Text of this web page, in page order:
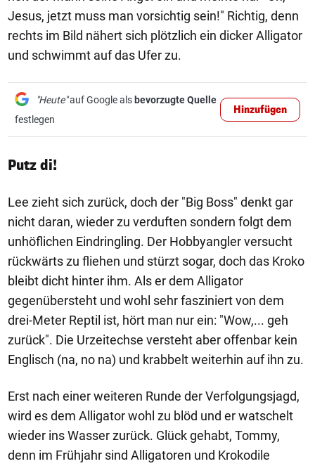
Jesus, jetzt muss man vorsichtig sein!" Richtig, denn
rechts im Bild nähert sich plötzlich ein dicker Alligator
und schwimmt auf das Ufer zu.
"Heute"auf Google als bevorzugte Quelle
festlegen
Hinzufügen
Putz di!
Lee zieht sich zurück, doch der "Big Boss" denkt gar
nicht daran, wieder zu verduften sondern folgt dem
unhöflichen Eindringling. Der Hobbyangler versucht
rückwärts zu fliehen und stürzt sogar, doch das Kroko
bleibt dicht hinter ihm. Als er dem Alligator
gegenübersteht und wohl sehr fasziniert von dem
drei-Meter Reptil ist, hört man nur ein: "Wow,... geh
zurück". Die Urzeitechse versteht aber offenbar kein
Englisch (na, no na) und krabbelt weiterhin auf ihn zu.
Erst nach einer weiteren Runde der Verfolgungsjagd,
wird es dem Alligator wohl zu blöd und er watschelt
wieder ins Wasser zurück. Glück gehabt, Tommy,
denn im Frühjahr sind Alligatoren und Krokodile